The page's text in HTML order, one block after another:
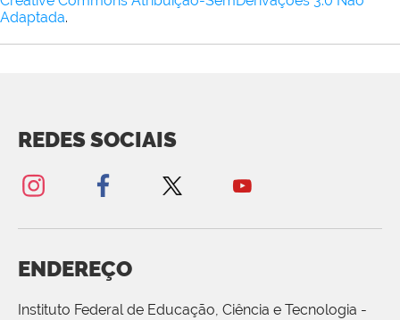
Adaptada.
REDES SOCIAIS
ENDEREÇO
Instituto Federal de Educação, Ciência e Tecnologia -